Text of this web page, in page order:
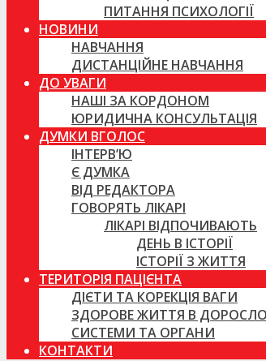
ПИТАННЯ ПСИХОЛОГІЇ
НОВИНИ
НАВЧАННЯ
ДИСТАНЦІЙНЕ НАВЧАННЯ
ДО УВАГИ
НАШІ ЗА КОРДОНОМ
ЮРИДИЧНА КОНСУЛЬТАЦІЯ
ДУМКИ ВГОЛОС
ІНТЕРВ’Ю
Є ДУМКА
ВІД РЕДАКТОРА
ГОВОРЯТЬ ЛІКАРІ
ЛІКАРІ ВІДПОЧИВАЮТЬ
ДЕНЬ В ІСТОРІЇ
ІСТОРІЇ З ЖИТТЯ
ТЕРИТОРІЯ ПАЦІЄНТА
ДІЄТИ ТА КОРЕКЦІЯ ВАГИ
ЗДОРОВЕ ЖИТТЯ В
СИСТЕМИ ТА ОРГАНИ
КОНТАКТИ